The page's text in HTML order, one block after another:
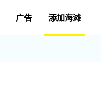
广告 添加海滩